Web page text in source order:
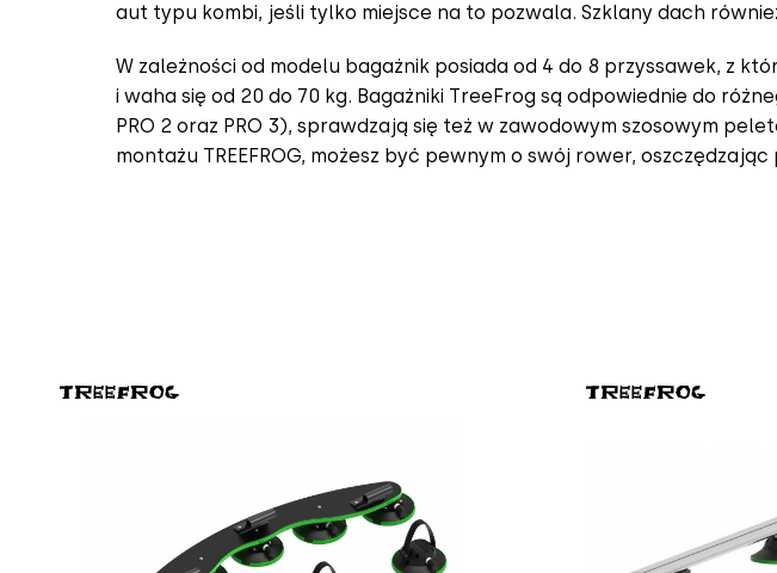
aut typu kombi, jeśli tylko miejsce na to pozwala. Szklany dach
W zależności od modelu bagażnik posiada od 4 do 8 przyssawek, z
i waha się od 20 do 70 kg. Bagażniki TreeFrog są odpowiednie do
PRO 2 oraz PRO 3), sprawdzają się też w zawodowym szosowym
montażu TREEFROG, możesz być pewnym o swój rower,